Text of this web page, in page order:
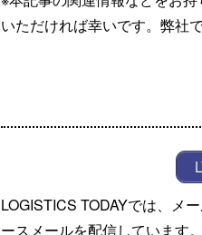
いただければ幸いです。弊社
LOGISTICS TODAYでは、メ
ースメールを配信しています